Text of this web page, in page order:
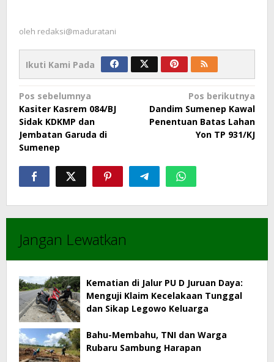
oleh redaksi@maduratani
Ikuti Kami Pada
Navigasi
pos
Pos sebelumnya
Kasiter Kasrem 084/BJ
Sidak KDKMP dan
Jembatan Garuda di
Sumenep
Pos berikutnya
Dandim Sumenep Kawal
Penentuan Batas Lahan
Yon TP 931/KJ
Jangan Lewatkan
Kematian di Jalur PU D Juruan Daya:
Menguji Klaim Kecelakaan Tunggal
dan Sikap Legowo Keluarga
Bahu-Membahu, TNI dan Warga
Rubaru Sambung Harapan